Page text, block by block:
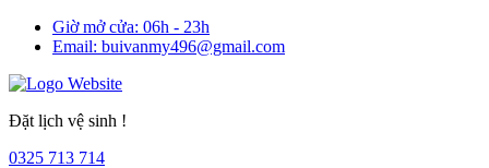
Giờ mở cửa: 06h - 23h
Email: buivanmy496@gmail.com
Đặt lịch vệ sinh !
0325 713 714